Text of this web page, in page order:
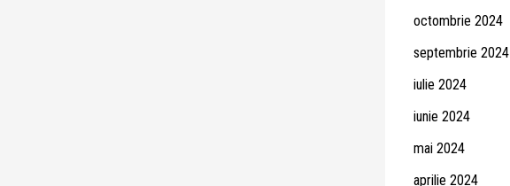
octombrie 2024
septembrie 2024
iulie 2024
iunie 2024
mai 2024
aprilie 2024